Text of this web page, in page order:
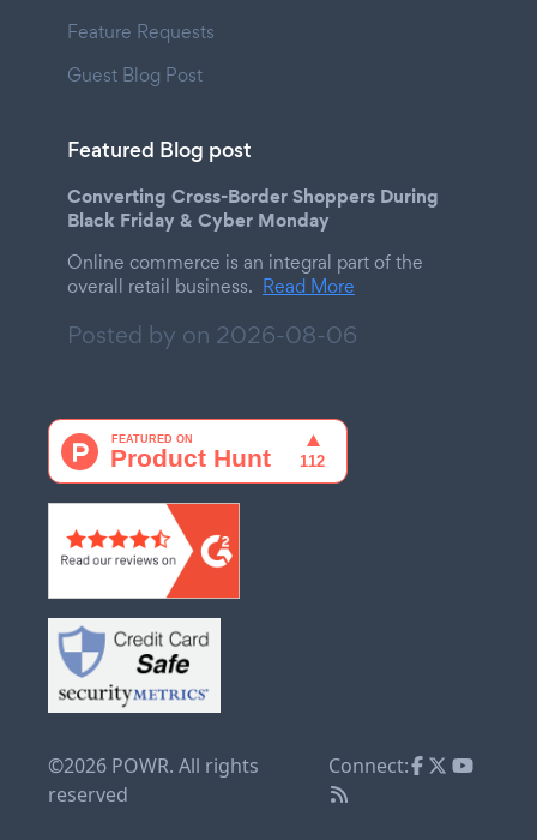
Feature Requests
Guest Blog Post
Featured Blog post
Converting Cross-Border Shoppers During
Black Friday & Cyber Monday
Online commerce is an integral part of the
overall retail business. Read More
Posted by on 2026-08-06
©2026 POWR. All rights
reserved
Connect: